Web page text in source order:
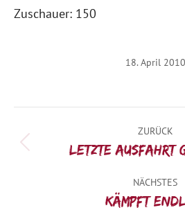
Zuschauer: 150
18. April 2010
ZURÜCK
Letzte Ausfahrt
NÄCHSTES
Kämpft